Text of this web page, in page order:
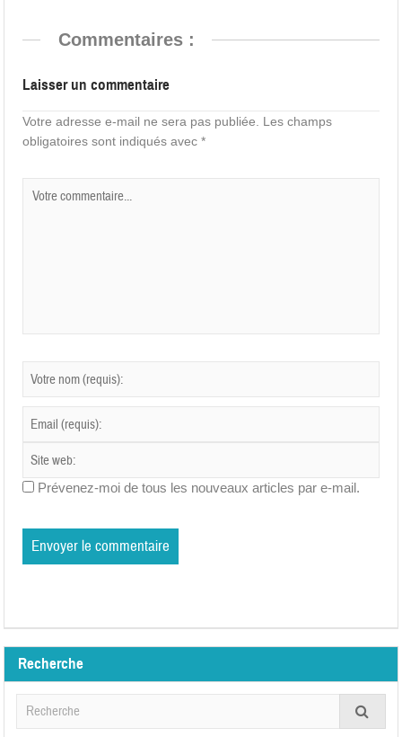
Commentaires :
Laisser un commentaire
Votre adresse e-mail ne sera pas publiée.
Les champs
obligatoires sont indiqués avec*
Prévenez-moi de tous les nouveaux articles par e-mail.
Recherche